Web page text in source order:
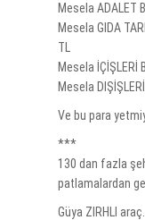
Mesela ADALET
Mesela GIDA
TL
Mesela İÇİŞLERİ
Mesela
Ve bu para
***
130 dan fazla
patlamalardan
Güya ZIRHLI araç.